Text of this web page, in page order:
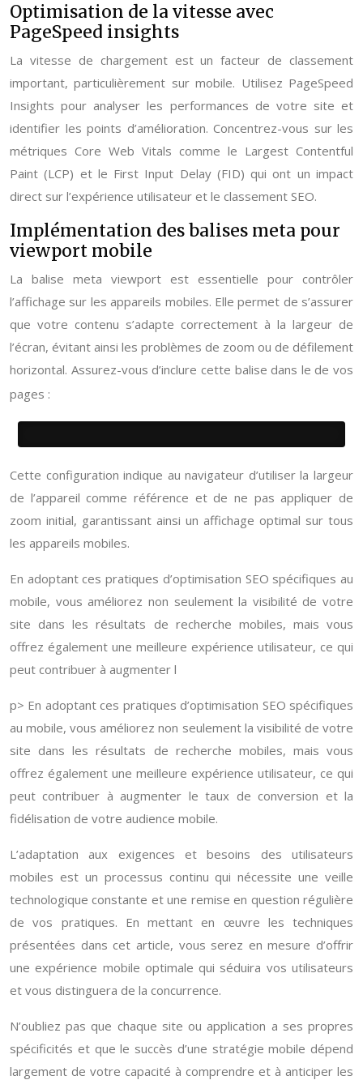
Optimisation de la vitesse avec
PageSpeed insights
La vitesse de chargement est un facteur de classement
important, particulièrement sur mobile. Utilisez PageSpeed
Insights pour analyser les performances de votre site et
identifier les points d’amélioration. Concentrez-vous sur les
métriques Core Web Vitals comme le Largest Contentful
Paint (LCP) et le First Input Delay (FID) qui ont un impact
direct sur l’expérience utilisateur et le classement SEO.
Implémentation des balises meta pour
viewport mobile
La balise meta viewport est essentielle pour contrôler
l’affichage sur les appareils mobiles. Elle permet de s’assurer
que votre contenu s’adapte correctement à la largeur de
l’écran, évitant ainsi les problèmes de zoom ou de défilement
horizontal. Assurez-vous d’inclure cette balise dans le de vos
pages :
Cette configuration indique au navigateur d’utiliser la largeur
de l’appareil comme référence et de ne pas appliquer de
zoom initial, garantissant ainsi un affichage optimal sur tous
les appareils mobiles.
En adoptant ces pratiques d’optimisation SEO spécifiques au
mobile, vous améliorez non seulement la visibilité de votre
site dans les résultats de recherche mobiles, mais vous
offrez également une meilleure expérience utilisateur, ce qui
peut contribuer à augmenter l
p> En adoptant ces pratiques d’optimisation SEO spécifiques
au mobile, vous améliorez non seulement la visibilité de votre
site dans les résultats de recherche mobiles, mais vous
offrez également une meilleure expérience utilisateur, ce qui
peut contribuer à augmenter le taux de conversion et la
fidélisation de votre audience mobile.
L’adaptation aux exigences et besoins des utilisateurs
mobiles est un processus continu qui nécessite une veille
technologique constante et une remise en question régulière
de vos pratiques. En mettant en œuvre les techniques
présentées dans cet article, vous serez en mesure d’offrir
une expérience mobile optimale qui séduira vos utilisateurs
et vous distinguera de la concurrence.
N’oubliez pas que chaque site ou application a ses propres
spécificités et que le succès d’une stratégie mobile dépend
largement de votre capacité à comprendre et à anticiper les